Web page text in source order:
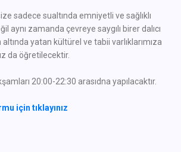
sadece sualtında emniyetli ve sağlıklı
aynı zamanda çevreye saygılı birer dalıcı
yatan kültürel ve tabii varlıklarımıza
da öğretilecektir.
20:00-22:30 arasıdna yapılacaktır.
için tıklayınız